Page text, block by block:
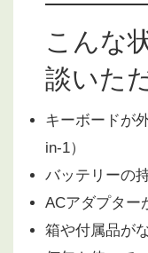
こんな
談いた
キーボードが
in-1）
バッテリーの
ACアダプター
箱や付属品が